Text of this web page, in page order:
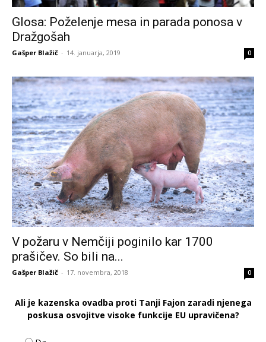
Glosa: Poželenje mesa in parada ponosa v
Dražgošah
Gašper Blažič - 14. januarja, 2019 0
V požaru v Nemčiji poginilo kar 1700
prašičev. So bili na...
Gašper Blažič - 17. novembra, 2018 0
Ali je kazenska ovadba proti Tanji Fajon zaradi njenega
poskusa osvojitve visoke funkcije EU upravičena?